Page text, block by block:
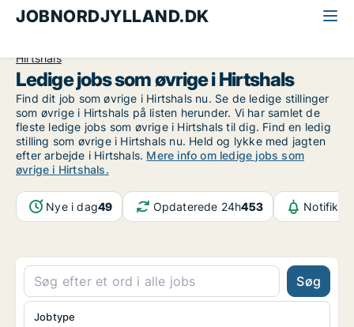
JOBNORDJYLLAND.DK
Hirtshals
Ledige jobs som øvrige i Hirtshals
Find dit job som øvrige i Hirtshals nu. Se de ledige stillinger
som øvrige i Hirtshals på listen herunder. Vi har samlet de
fleste ledige jobs som øvrige i Hirtshals til dig. Find en ledig
stilling som øvrige i Hirtshals nu. Held og lykke med jagten
efter arbejde i Hirtshals. Mere info om ledige jobs som
øvrige i Hirtshals.
Nye i dag49 Opdaterede 24h453
Søg
Jobtype